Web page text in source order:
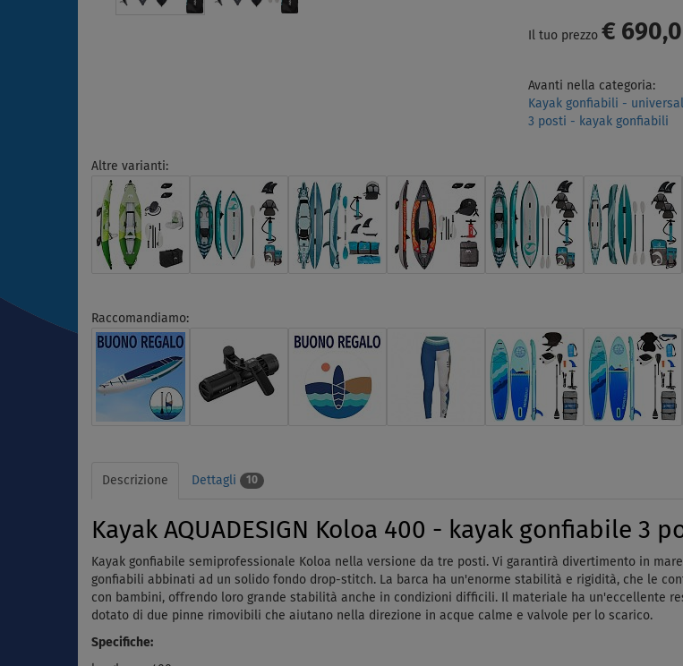
Il tuo prezzo €
Avanti nella categoria:
Kayak gonfiabili -
3 posti - kayak gonfiabili
Altre varianti:
Raccomandiamo:
Descrizione Dettagli 10
Kayak AQUADESIGN Koloa 400 - kayak gonfiabile 3
Kayak gonfiabile semiprofessionale Koloa nella versione da tre posti. Vi garantirà divertimento in
gonfiabili abbinati ad un solido fondo drop-stitch. La barca ha un'enorme stabilità e rigidità, che le
con bambini, offrendo loro grande stabilità anche in condizioni difficili. Il materiale ha un'eccellente
dotato di due pinne rimovibili che aiutano nella direzione in acque calme e valvole per lo scarico.
Specifiche: